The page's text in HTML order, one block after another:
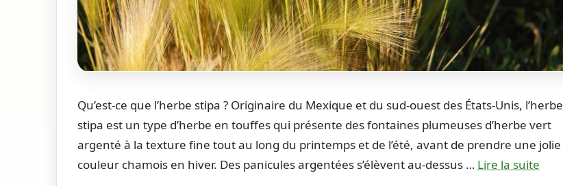
Qu’est-ce que l’herbe stipa ? Originaire du Mexique et du sud-ouest des États-Unis, l’herbe
stipa est un type d’herbe en touffes qui présente des fontaines plumeuses d’herbe vert
argenté à la texture fine tout au long du printemps et de l’été, avant de prendre une jolie
couleur chamois en hiver. Des panicules argentées s’élèvent au-dessus … Lire la suite